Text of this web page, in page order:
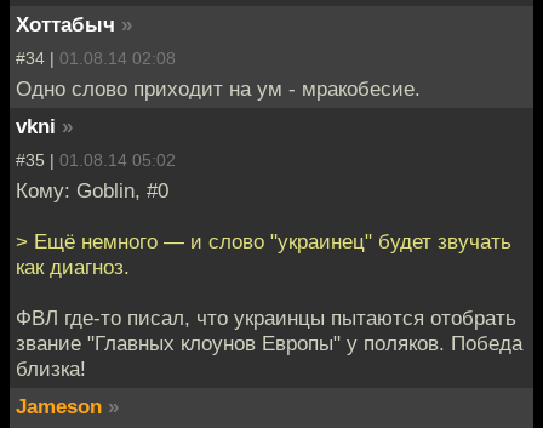
Хоттабыч »
#34 | 01.08.14 02:08
Одно слово приходит на ум - мракобесие.
vkni »
#35 | 01.08.14 05:02
Кому: Goblin, #0
> Ещё немного — и слово "украинец" будет звучать
как диагноз.
ФВЛ где-то писал, что украинцы пытаются отобрать
звание "Главных клоунов Европы" у поляков. Победа
близка!
Jameson »